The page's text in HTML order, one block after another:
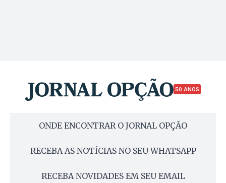
50 ANOS
ONDE ENCONTRAR O JORNAL OPÇÃO
RECEBA AS NOTÍCIAS NO SEU WHATSAPP
RECEBA NOVIDADES EM SEU EMAIL